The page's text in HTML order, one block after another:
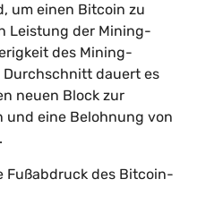
um einen Bitcoin zu
Leistung der Mining-
des Mining-
dauert es
neuen Block zur
eine Belohnung von
Fußabdruck des Bitcoin-